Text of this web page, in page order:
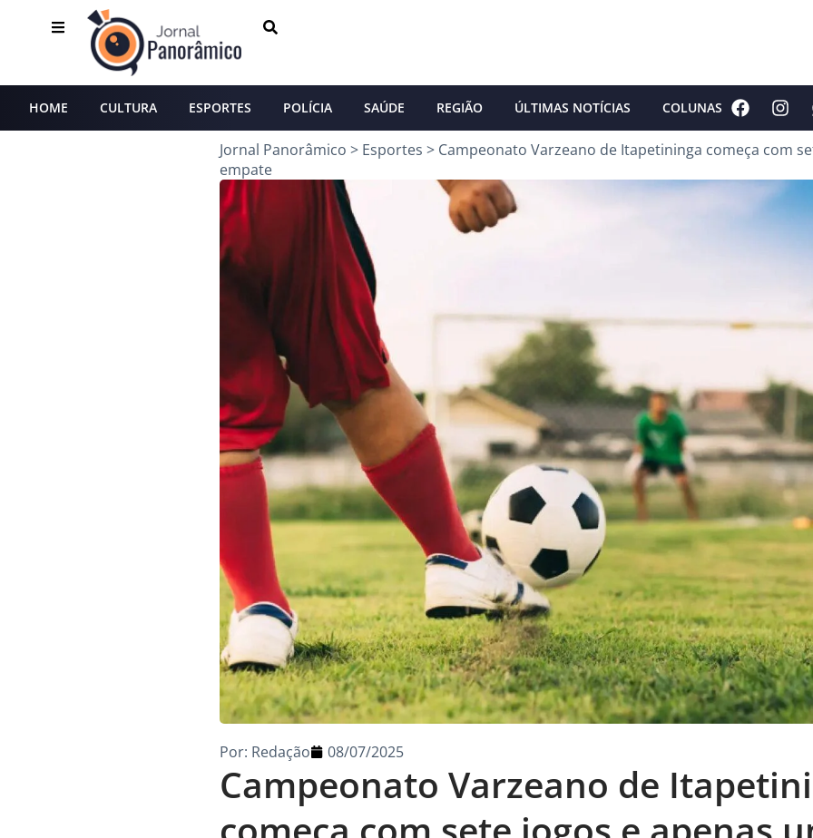
HOME CULTURA ESPORTES POLÍCIA SAÚDE REGIÃO ÚLTIMAS NOTÍCIAS COLUNAS
Jornal Panorâmico > Esportes > Campeonato Varzeano de Itapetininga começa com
empate
Campeonato Varzeano de
Por: Redação 08/07/2025